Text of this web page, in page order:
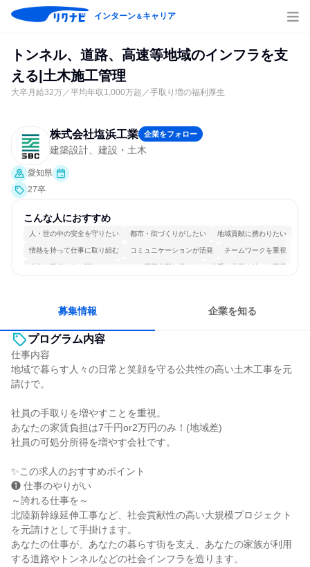
インターン＆キャリア
トンネル、道路、高速等地域のインフラを支
える|土木施工管理
大卒月給32万／平均年収1,000万超／手取り増の福利厚生
株式会社塩浜工業 企業をフォロー
建築設計、建設・土木
愛知県
27卒
こんな人におすすめ
人・世の中の安全を守りたい 都市・街づくりがしたい 地域貢献に携わりたい
情熱を持って仕事に取り組む コミュニケーションが活発 チームワークを重視
多様な職種の人と関われる 一つの専門分野を極める 若手が裁量を持てる環境
募集情報 企業を知る
プログラム内容
仕事内容
地域で暮らす人々の日常と笑顔を守る公共性の高い土木工事を元
請けで。
社員の手取りを増やすことを重視。
あなたの家賃負担は7千円or2万円のみ！(地域差)
社員の可処分所得を増やす会社です。
✨この求人のおすすめポイント
❶ 仕事のやりがい
～誇れる仕事を～
北陸新幹線延伸工事など、社会貢献性の高い大規模プロジェクト
を元請けとして手掛けます。
あなたの仕事が、あなたの暮らす街を支え、あなたの家族が利用
する道路やトンネルなどの社会インフラを造ります。